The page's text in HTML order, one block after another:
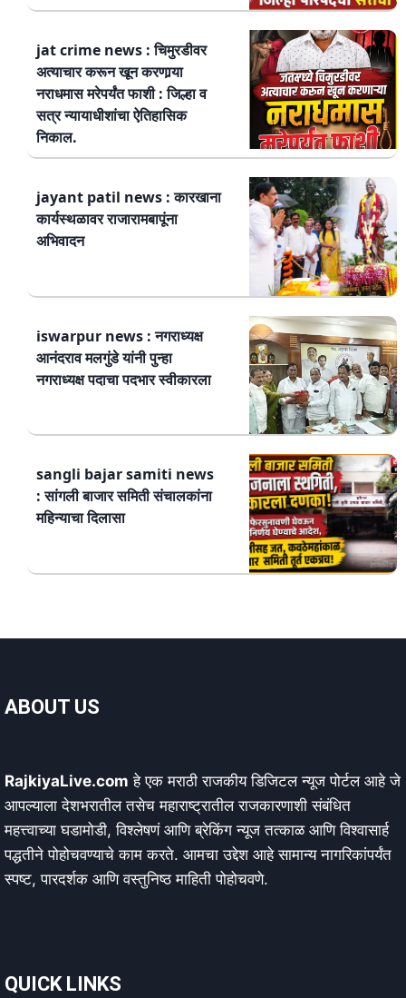
jat crime news : चिमुरडीवर
अत्याचार करून खून करणार्‍या
नराधमास मरेपर्यंत फाशी : जिल्हा व
सत्र न्यायाधीशांचा ऐतिहासिक
निकाल.
jayant patil news : कारखाना
कार्यस्थळावर राजारामबापूंना
अभिवादन
iswarpur news : नगराध्यक्ष
आनंदराव मलगुंडे यांनी पुन्हा
नगराध्यक्ष पदाचा पदभार स्वीकारला
sangli bajar samiti news
: सांगली बाजार समिती संचालकांना
महिन्याचा दिलासा
ABOUT US
RajkiyaLive.com हे एक मराठी राजकीय डिजिटल न्यूज पोर्टल आहे जे
आपल्याला देशभरातील तसेच महाराष्ट्रातील राजकारणाशी संबंधित
महत्त्वाच्या घडामोडी, विश्लेषणं आणि ब्रेकिंग न्यूज तत्काळ आणि विश्वासार्ह
पद्धतीने पोहोचवण्याचे काम करते. आमचा उद्देश आहे सामान्य नागरिकांपर्यंत
स्पष्ट, पारदर्शक आणि वस्तुनिष्ठ माहिती पोहोचवणे.
QUICK LINKS